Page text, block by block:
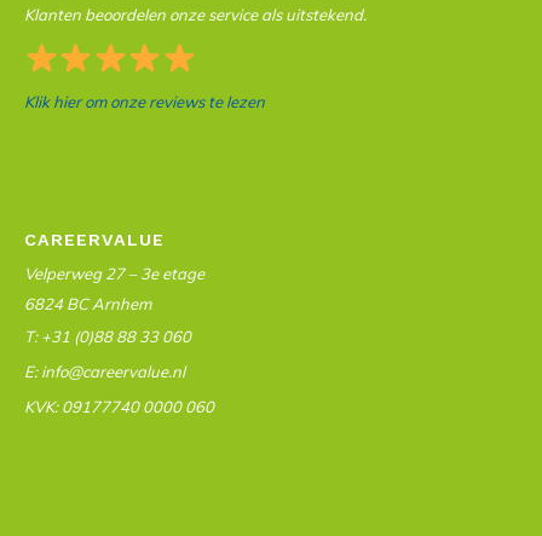
Klanten beoordelen onze service als uitstekend.
Klik hier om onze reviews te lezen
CAREERVALUE
Velperweg 27 – 3e etage
6824 BC Arnhem
T: +31 (0)88 88 33 060
E: info@careervalue.nl
KVK: 09177740 0000 060